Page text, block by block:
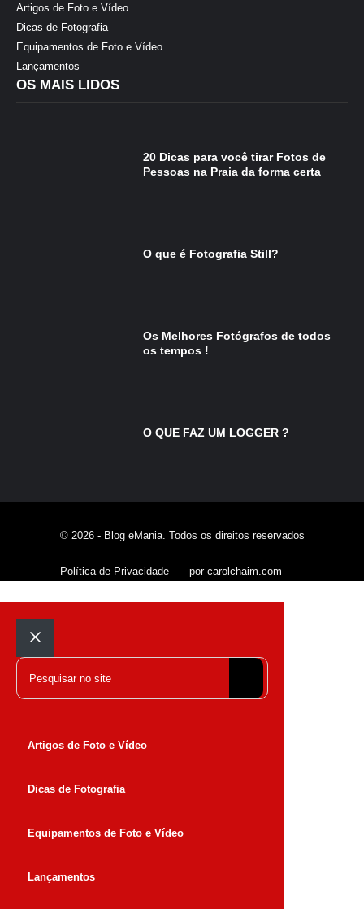
Artigos de Foto e Vídeo
Dicas de Fotografia
Equipamentos de Foto e Vídeo
Lançamentos
OS MAIS LIDOS
20 Dicas para você tirar Fotos de
Pessoas na Praia da forma certa
O que é Fotografia Still?
Os Melhores Fotógrafos de todos
os tempos !
O QUE FAZ UM LOGGER ?
© 2026 - Blog eMania. Todos os direitos reservados
Política de Privacidade por carolchaim.com
Fechar
Pesquisar
Artigos de Foto e Vídeo
Dicas de Fotografia
Equipamentos de Foto e Vídeo
Lançamentos